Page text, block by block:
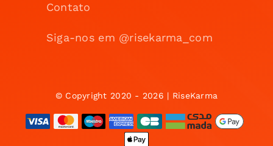
Contato
Siga-nos em @risekarma_com
© Copyright 2020 - 2026 | RiseKarma